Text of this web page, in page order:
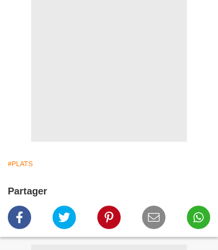
#PLATS
Partager